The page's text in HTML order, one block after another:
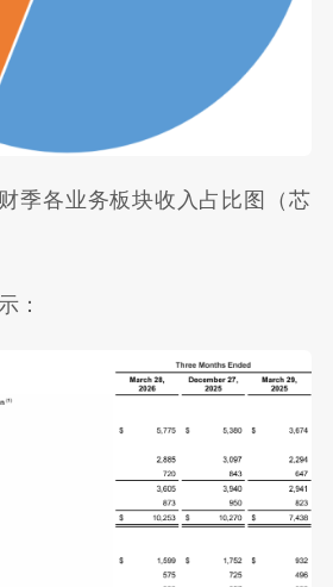
季各业务板块收入占比图（芯
：